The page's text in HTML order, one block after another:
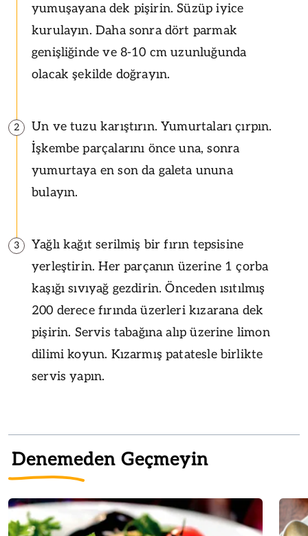
yumuşayana dek pişirin. Süzüp iyice
kurulayın. Daha sonra dört parmak
genişliğinde ve 8-10 cm uzunluğunda
olacak şekilde doğrayın.
2
Un ve tuzu karıştırın. Yumurtaları çırpın.
İşkembe parçalarını önce una, sonra
yumurtaya en son da galeta ununa
bulayın.
3
Yağlı kağıt serilmiş bir fırın tepsisine
yerleştirin. Her parçanın üzerine 1 çorba
kaşığı sıvıyağ gezdirin. Önceden ısıtılmış
200 derece fırında üzerleri kızarana dek
pişirin. Servis tabağına alıp üzerine limon
dilimi koyun. Kızarmış patatesle birlikte
servis yapın.
Denemeden Geçmeyin